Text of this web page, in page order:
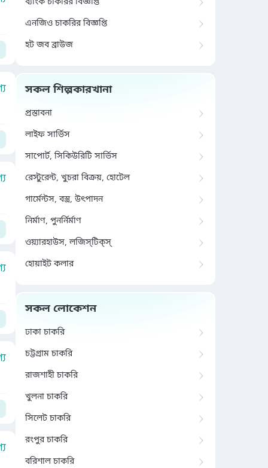
এনজিও চাকরির বিজ্ঞপ্তি
হট জব ব্রাউজ
সকল শিল্পকারখানা
প্রস্তাবনা
লাইফ সার্ভিস
সাপোর্ট, সিকিউরিটি সার্ভিস
রেস্টুরেন্ট, খুচরা বিক্রয়, হোটেল
গার্মেন্টস, বস্ত্র, উৎপাদন
নির্মাণ, পুনর্নির্মাণ
ওয়্যারহাউস, লজিস্‌টিক্‌স্‌
হোয়াইট কলার
সকল লোকেশন
ঢাকা চাকরি
চট্টগ্রাম চাকরি
রাজশাহী চাকরি
খুলনা চাকরি
সিলেট চাকরি
রংপুর চাকরি
বরিশাল চাকরি